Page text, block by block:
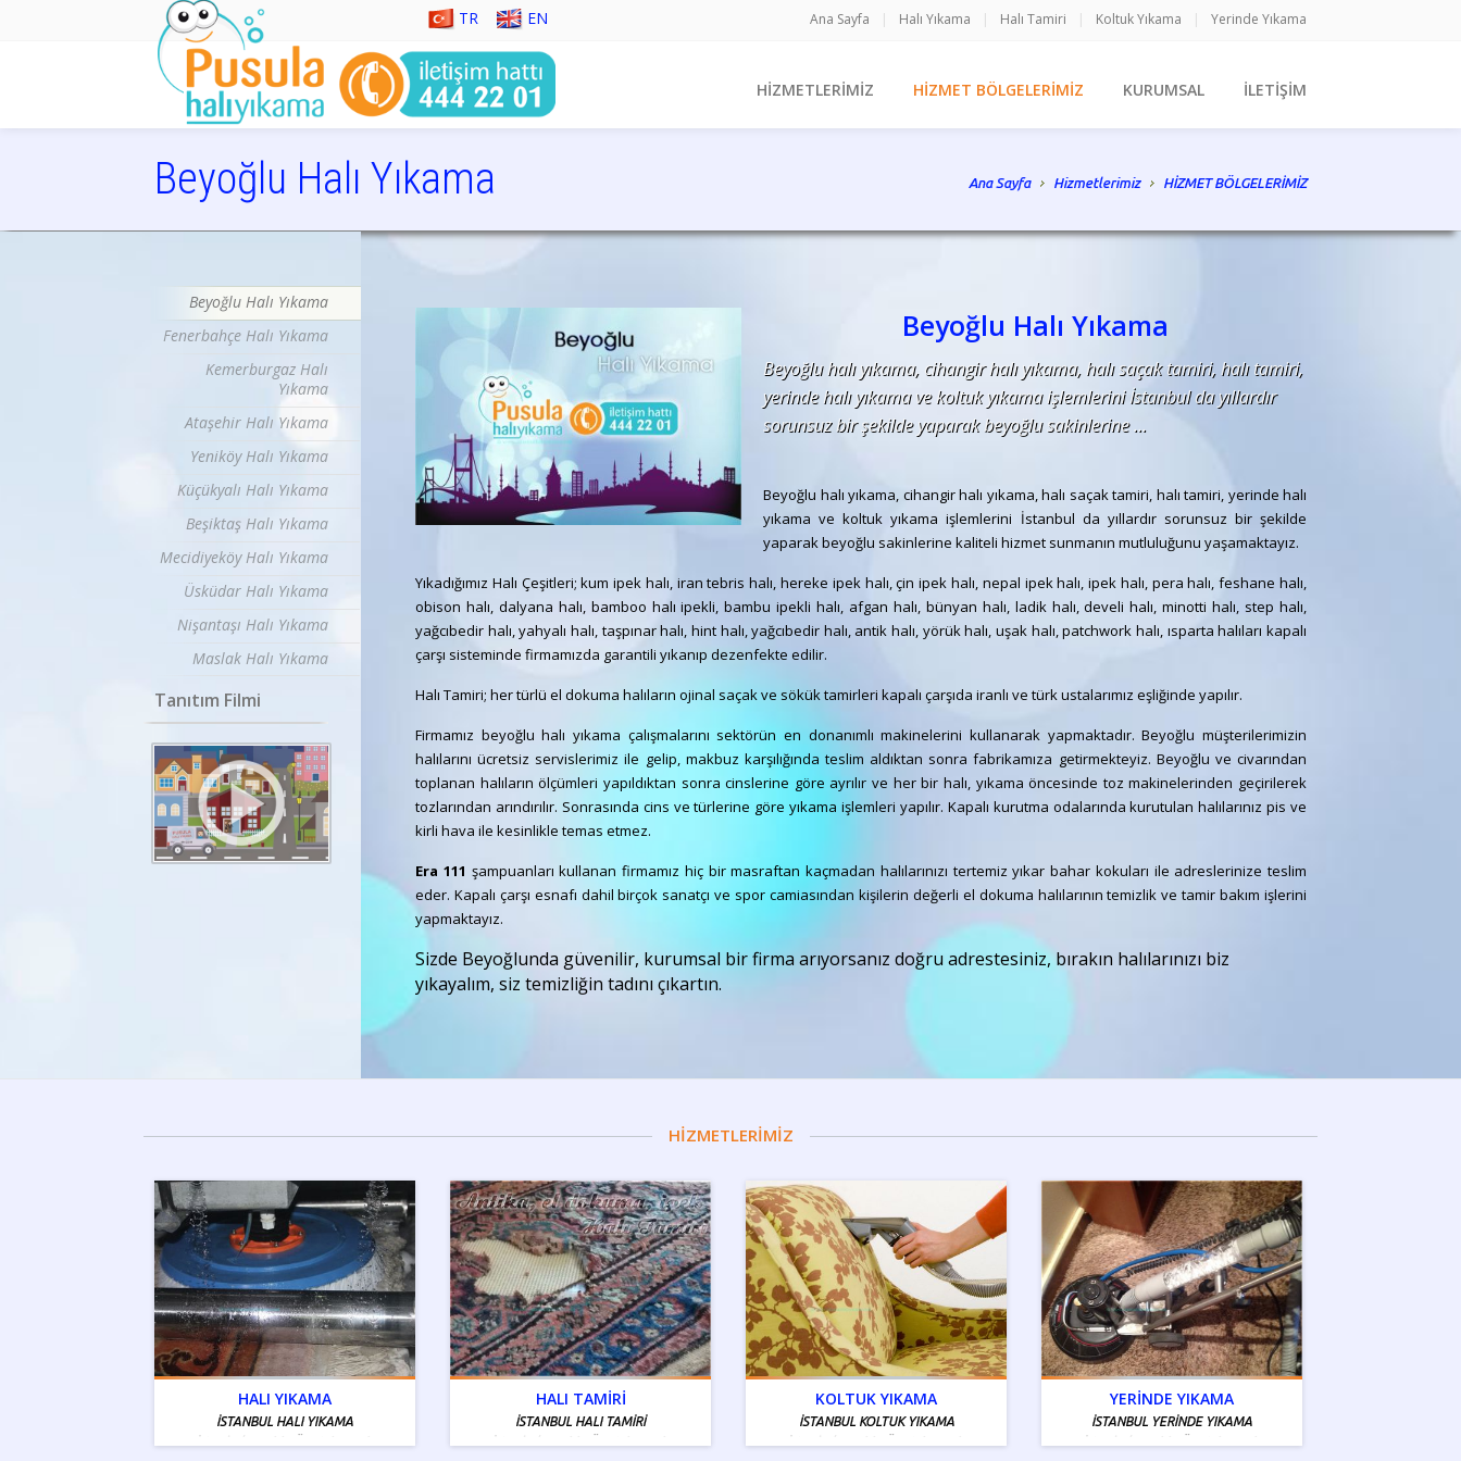
TR EN Ana Sayfa | Halı Yıkama | Halı Tamiri | Koltuk Yıkama | Yerinde Yıkama
HİZMETLERİMİZ HİZMET BÖLGELERİMİZ KURUMSAL İLETİŞİM
Ana Sayfa Hizmetlerimiz HİZMET BÖLGELERİMİZ
Beyoğlu Halı Yıkama
Beyoğlu Halı Yıkama
Fenerbahçe Halı Yıkama
Kemerburgaz Halı
Yıkama
Ataşehir Halı Yıkama
Yeniköy Halı Yıkama
Küçükyalı Halı Yıkama
Beşiktaş Halı Yıkama
Mecidiyeköy Halı Yıkama
Üsküdar Halı Yıkama
Nişantaşı Halı Yıkama
Maslak Halı Yıkama
Tanıtım Filmi
Beyoğlu Halı Yıkama
Beyoğlu halı yıkama, cihangir halı yıkama, halı saçak tamiri, halı tamiri,
yerinde halı yıkama ve koltuk yıkama işlemlerini İstanbul da yıllardır
sorunsuz bir şekilde yaparak beyoğlu sakinlerine ...
Beyoğlu halı yıkama, cihangir halı yıkama, halı saçak tamiri, halı tamiri, yerinde halı
yıkama ve koltuk yıkama işlemlerini İstanbul da yıllardır sorunsuz bir şekilde
yaparak beyoğlu sakinlerine kaliteli hizmet sunmanın mutluluğunu yaşamaktayız.
Yıkadığımız Halı Çeşitleri; kum ipek halı, iran tebris halı, hereke ipek halı, çin ipek halı, nepal ipek halı, ipek halı, pera halı, feshane halı,
obison halı, dalyana halı, bamboo halı ipekli, bambu ipekli halı, afgan halı, bünyan halı, ladik halı, develi halı, minotti halı, step halı,
yağcıbedir halı, yahyalı halı, taşpınar halı, hint halı, yağcıbedir halı, antik halı, yörük halı, uşak halı, patchwork halı, ısparta halıları kapalı
çarşı sisteminde firmamızda garantili yıkanıp dezenfekte edilir.
Halı Tamiri; her türlü el dokuma halıların ojinal saçak ve sökük tamirleri kapalı çarşıda iranlı ve türk ustalarımız eşliğinde yapılır.
Firmamız beyoğlu halı yıkama çalışmalarını sektörün en donanımlı makinelerini kullanarak yapmaktadır. Beyoğlu müşterilerimizin
halılarını ücretsiz servislerimiz ile gelip, makbuz karşılığında teslim aldıktan sonra fabrikamıza getirmekteyiz. Beyoğlu ve civarından
toplanan halıların ölçümleri yapıldıktan sonra cinslerine göre ayrılır ve her bir halı, yıkama öncesinde toz makinelerinden geçirilerek
tozlarından arındırılır. Sonrasında cins ve türlerine göre yıkama işlemleri yapılır. Kapalı kurutma odalarında kurutulan halılarınız pis ve
kirli hava ile kesinlikle temas etmez.
Era 111 şampuanları kullanan firmamız hiç bir masraftan kaçmadan halılarınızı tertemiz yıkar bahar kokuları ile adreslerinize teslim
eder. Kapalı çarşı esnafı dahil birçok sanatçı ve spor camiasından kişilerin değerli el dokuma halılarının temizlik ve tamir bakım işlerini
yapmaktayız.
Sizde Beyoğlunda güvenilir, kurumsal bir firma arıyorsanız doğru adrestesiniz, bırakın halılarınızı biz
yıkayalım, siz temizliğin tadını çıkartın.
HİZMETLERİMİZ
HALI YIKAMA
İSTANBUL HALI YIKAMA
HALI TAMİRİ
İSTANBUL HALI TAMİRİ
KOLTUK YIKAMA
İSTANBUL KOLTUK YIKAMA
YERİNDE YIKAMA
İSTANBUL YERİNDE YIKAMA